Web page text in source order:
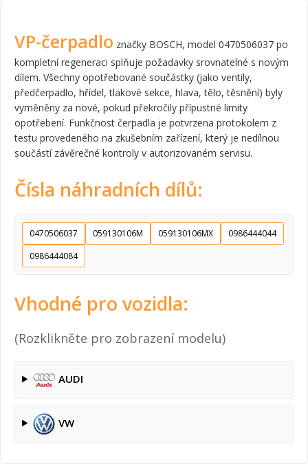
VP-čerpadlo značky BOSCH, model 0470506037 po
kompletní regeneraci splňuje požadavky srovnatelné s novým
dílem. Všechny opotřebované součástky (jako ventily,
předčerpadlo, hřídel, tlakové sekce, hlava, tělo, těsnění) byly
vyměněny za nové, pokud překročily přípustné limity
opotřebení. Funkčnost čerpadla je potvrzena protokolem z
testu provedeného na zkušebním zařízení, který je nedílnou
součástí závěrečné kontroly v autorizovaném servisu.
Čísla náhradních dílů:
0470506037 059130106M 059130106MX
0986444044
0986444084
Vhodné pro vozidla:
(Rozklikněte pro zobrazení modelu)
AUDI
VW